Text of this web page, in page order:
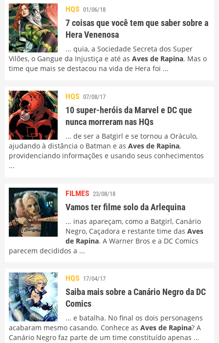
HQS 01/06/18
7 coisas que você tem que saber sobre a
Hera Venenosa
... quia, a Sociedade Secreta dos Super
Vilões, o Gangue da Injustiça e até as Aves de Rapina. Mas o
time que mais se destacou na vida de Hera foi ...
HQS 07/08/17
10 super-heróis da Marvel e DC que
nunca morreram nas HQs
... de ser a Batgirl e se tornou a Oráculo,
ajudando à distância o Batman e as Aves de Rapina,
providenciando informações e usando seus conhecimentos
...
FILMES 23/08/18
Vamos ter filme solo da Arlequina
... inas apareçam, como a Batgirl, Canário
Negro, Caçadora e restante time das Aves
de Rapina. A Warner Bros e a DC Comics
parecem decididos a ...
HQS 17/04/17
Saiba mais sobre a Canário Negro da DC
Comics
... e batalha. No final os dois personagens
acabaram mesmo casando. Conhece as Aves de Rapina? A
Canário Negro faz parte de um time constituído apenas ...